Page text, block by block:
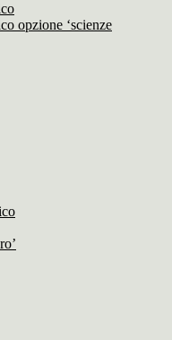
opzione ‘scienze